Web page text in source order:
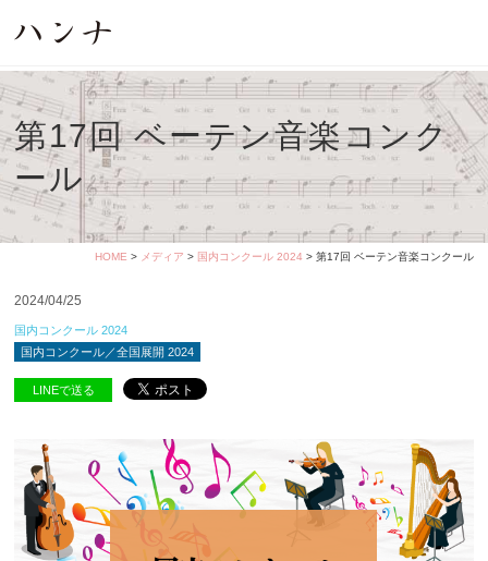
第17回 ベーテン音楽コンク
ール
HOME > メディア > 国内コンクール 2024 > 第17回 ベーテン音楽コンクール
2024/04/25
国内コンクール 2024
国内コンクール／全国展開 2024
LINEで送る